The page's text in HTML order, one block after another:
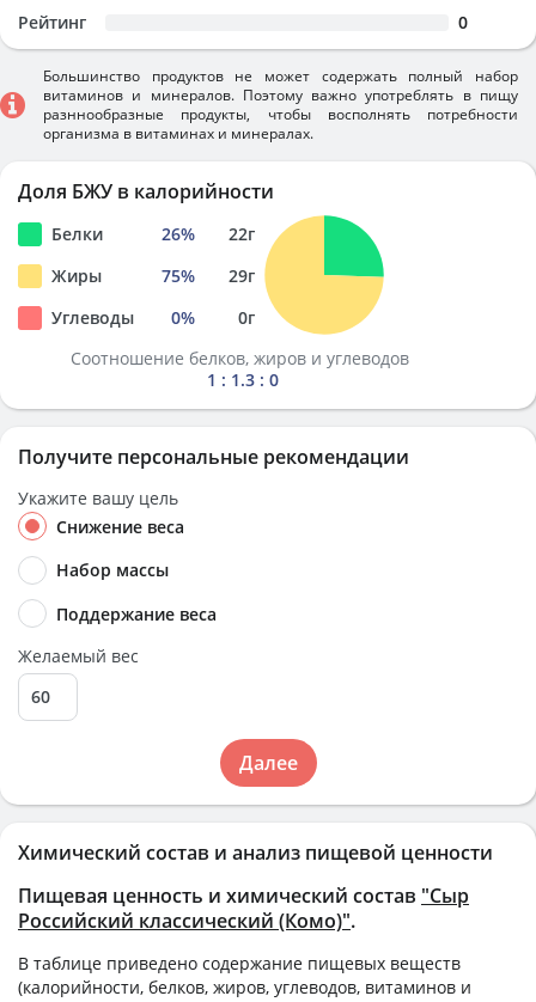
Химический состав и анализ пищевой ценности
Пищевая ценность и химический состав "Сыр
Российский классический (Комо)".
В таблице приведено содержание пищевых веществ
(калорийности, белков, жиров, углеводов, витаминов и
Рейтинг 0
Большинство продуктов не может содержать полный набор
витаминов и минералов. Поэтому важно употреблять в пищу
разннообразные продукты, чтобы восполнять потребности
организма в витаминах и минералах.
Доля БЖУ в калорийности
Белки 26% 22г
Жиры
75% 29г
Углеводы
0% 0г
Соотношение белков, жиров и углеводов
1 : 1.3 : 0
Получите персональные рекомендации
Укажите вашу цель
Снижение веса
Набор массы
Поддержание веса
Желаемый вес
Далее